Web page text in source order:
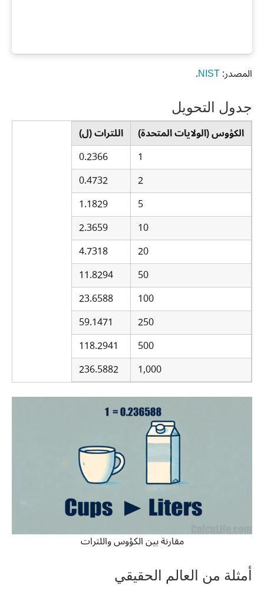
المصدر:NIST
.
جدول التحويل
الكؤوس (الولايات المتحدة)
اللترات (ل)
1
0.2366
2
0.4732
5
1.1829
10
2.3659
20
4.7318
50
11.8294
100
23.6588
250
59.1471
500
118.2941
1,000
236.5882
مقارنة بين الكؤوس واللترات
أمثلة من العالم الحقيقي